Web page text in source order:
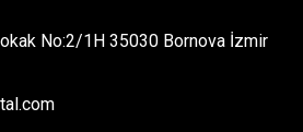
No:2/1H 35030 Bornova İzmir